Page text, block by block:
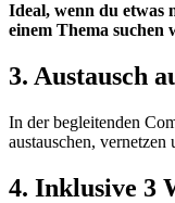
Ideal, wenn du etwas
einem Thema suchen
3. Austausch
In der begleitenden
austauschen, vernetzen
4. Inklusive 3